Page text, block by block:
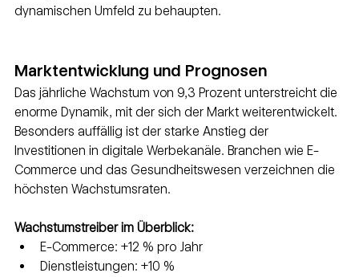
dynamischen Umfeld zu behaupten.
Marktentwicklung und Prognosen
Das jährliche Wachstum von 9,3 Prozent unterstreicht die
enorme Dynamik, mit der sich der Markt weiterentwickelt.
Besonders auffällig ist der starke Anstieg der
Investitionen in digitale Werbekanäle. Branchen wie E-
Commerce und das Gesundheitswesen verzeichnen die
höchsten Wachstumsraten.
Wachstumstreiber im Überblick:
E-Commerce: +12 % pro Jahr
Dienstleistungen: +10 %